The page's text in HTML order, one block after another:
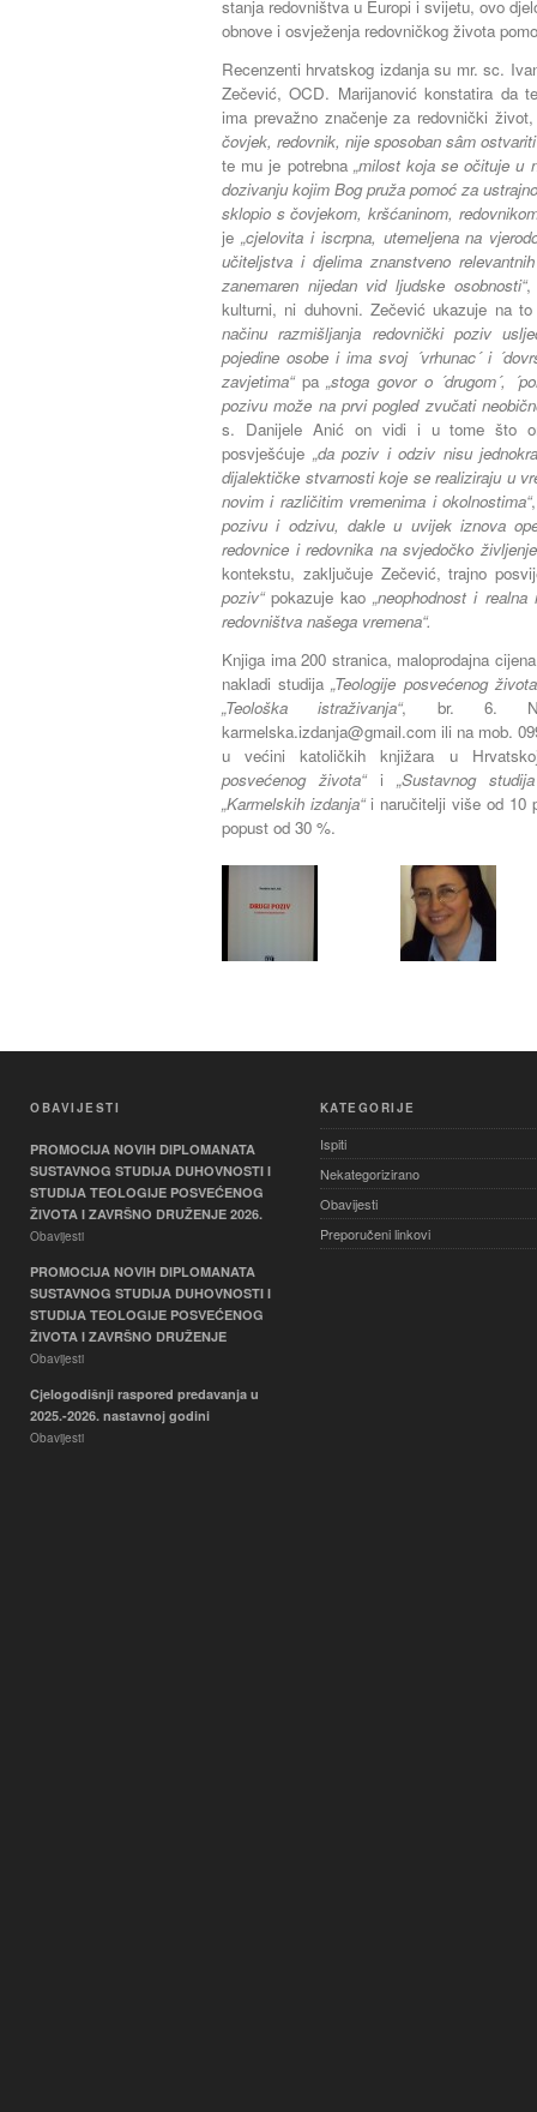
stanja redovništva u Europi i svijetu, ovo
obnove i osvježenja redovničkog života
Recenzenti hrvatskog izdanja su mr. sc.
Zečević, OCD. Marijanović konstatira da
ima prevažno značenje za redovnički
čovjek, redovnik, nije sposoban sâm
te mu je potrebna „milost koja se očituje u
dozivanju kojim Bog pruža pomoć za
sklopio s čovjekom, kršćaninom,
je „cjelovita i iscrpna, utemeljena na
učiteljstva i djelima znanstveno relevantnih
zanemaren nijedan vid ljudske osobnosti“,
kulturni, ni duhovni. Zečević ukazuje na
načinu razmišljanja redovnički poziv
pojedine osobe i ima svoj ´vrhunac´ i
zavjetima“pa„stoga govor o ´drugom´,
pozivu može na prvi pogled zvučati
s. Danijele Anić on vidi i u tome što
posvješćuje „da poziv i odziv nisu
dijalektičke stvarnosti koje se realiziraju u
novim i različitim vremenima i okolnostima“
pozivu i odzivu, dakle u uvijek iznova
redovnice i redovnika na svjedočko
kontekstu, zaključuje Zečević, trajno
poziv“pokazuje kao„neophodnost i
redovništva našega vremena“.
Knjiga ima 200 stranica, maloprodajna
nakladi studija„Teologije posvećenog
„Teološka istraživanja“, br. 6.
karmelska.izdanja@gmail.com ili na mob.
u većini katoličkih knjižara u
posvećenog života“i „Sustavnog
„Karmelskih izdanja“i naručitelji više od 10
popust od 30 %.
OBAVIJESTI
PROMOCIJA NOVIH DIPLOMANATA
SUSTAVNOG STUDIJA DUHOVNOSTI I
STUDIJA TEOLOGIJE POSVEĆENOG
ŽIVOTA I ZAVRŠNO DRUŽENJE 2026.
Obavijesti
PROMOCIJA NOVIH DIPLOMANATA
SUSTAVNOG STUDIJA DUHOVNOSTI I
STUDIJA TEOLOGIJE POSVEĆENOG
ŽIVOTA I ZAVRŠNO DRUŽENJE
Obavijesti
Cjelogodišnji raspored predavanja u
2025.-2026. nastavnoj godini
Obavijesti
KATEGORIJE
Ispiti
Nekategorizirano
Obavijesti
Preporučeni linkovi